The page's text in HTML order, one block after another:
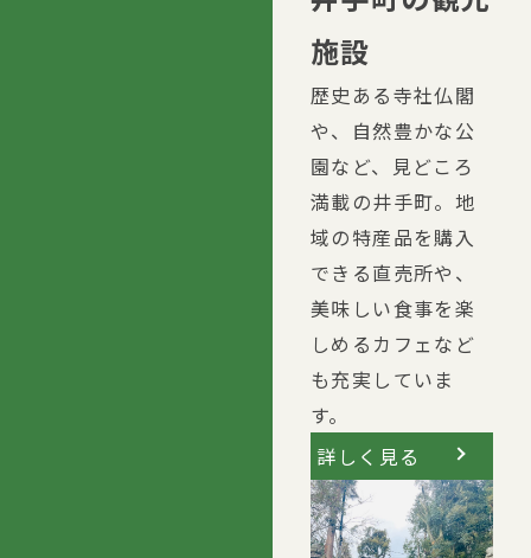
施設
歴史ある寺社仏閣
や、自然豊かな公
園など、見どころ
満載の井手町。地
域の特産品を購入
できる直売所や、
美味しい食事を楽
しめるカフェなど
も充実していま
す。
詳しく見る